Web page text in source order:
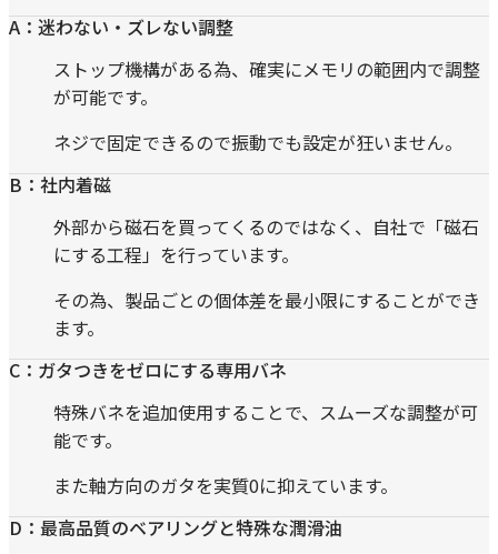
A：迷わない・ズレない調整
ストップ機構がある為、確実にメモリの範囲内で調整
が可能です。
ネジで固定できるので振動でも設定が狂いません。
B：社内着磁
外部から磁石を買ってくるのではなく、自社で「磁石
にする工程」を行っています。
その為、製品ごとの個体差を最小限にすることができ
ます。
C：ガタつきをゼロにする専用バネ
特殊バネを追加使用することで、スムーズな調整が可
能です。
また軸方向のガタを実質0に抑えています。
D：最高品質のベアリングと特殊な潤滑油